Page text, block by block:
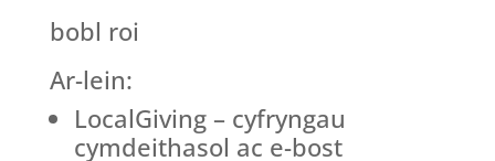
bobl roi
Ar-lein:
LocalGiving – cyfryngau
cymdeithasol ac e-bost